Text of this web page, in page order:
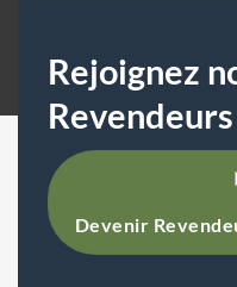
Rejoignez
Revendeurs
Devenir